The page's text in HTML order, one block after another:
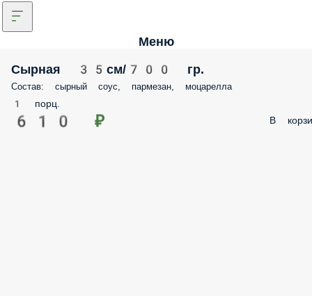
Меню
Сырная 35см/700 гр.
Состав: сырный соус, пармезан, моцарелла
1 порц.
610 ₽ В